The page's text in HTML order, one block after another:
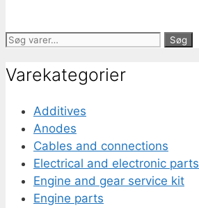
Søg
Søg
Varekategorier
Additives
Anodes
Cables and connections
Electrical and electronic parts
Engine and gear service kit
Engine parts